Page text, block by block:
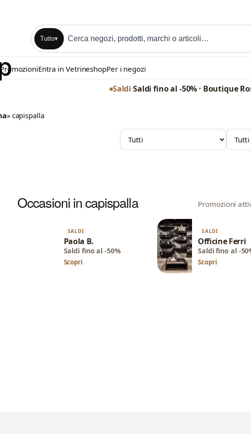
Tutto▾
PromozioniEntra in VetrineshopPer i negozi
Saldi·Saldi fino al -50% · Boutique
» capispalla
MARCHIO
Occasioni in capispalla Promozioni
SALDI
Paola B.
Saldi fino al -50%
Scopri
SALDI
Officine Ferri
Saldi fino al -
Scopri